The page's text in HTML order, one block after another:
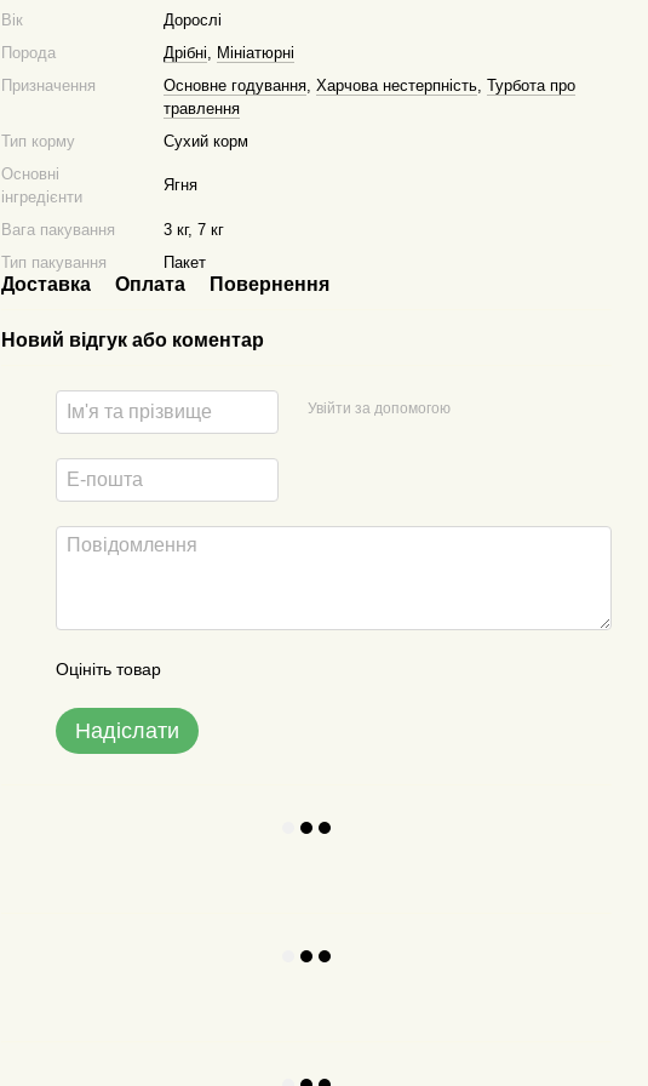
Вік
Дорослі
Порода
Дрібні, Мініатюрні
Призначення
Основне годування,Харчова нестерпність,Турбота про
травлення
Тип корму
Сухий корм
Основні
інгредієнти
Ягня
Вага пакування
3 кг, 7 кг
Тип пакування
Пакет
Доставка Оплата Повернення
Новий відгук або коментар
Увійти за допомогою
Оцініть товар
Надіслати